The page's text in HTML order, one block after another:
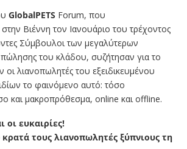
GlobalPETS Forum, που
Βιέννη τον Ιανουάριο του τρέχοντος
Σύμβουλοι των μεγαλύτερων
πώλησης του κλάδου, συζήτησαν για το
οι λιανοπωλητές του εξειδικευμένου
το φαινόμενο αυτό: τόσο
και μακροπρόθεσμα, online και offline.
οι ευκαιρίες!
κρατά τους λιανοπωλητές ξύπνιους τη